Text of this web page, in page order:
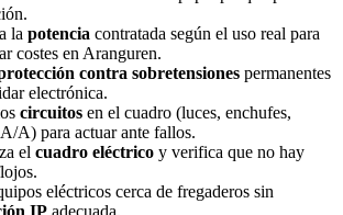
la potencia contratada según el uso real para
costes en Aranguren.
contra sobretensiones permanentes
electrónica.
circuitos en el cuadro (luces, enchufes,
A) para actuar ante fallos.
el cuadro eléctrico y verifica que no hay
eléctricos cerca de fregaderos sin
IP adecuada.